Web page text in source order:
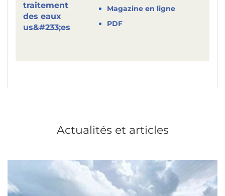
Magazine en ligne
PDF
Actualités et articles